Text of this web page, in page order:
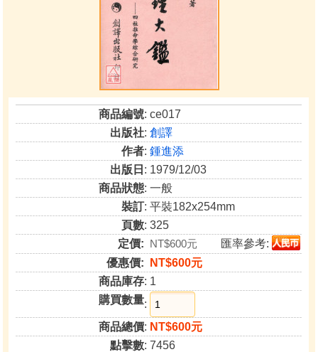
商品編號: ce017
出版社:創譯
作者:鍾進添
出版日 : 1979/12/03
商品狀態: 一般
裝訂: 平裝182x254mm
頁數: 325
定價: NT$600元
匯率參考:
優惠價:
NT$600元
商品庫存: 1
購買數量:
商品總價: NT$600元
點擊數: 7456